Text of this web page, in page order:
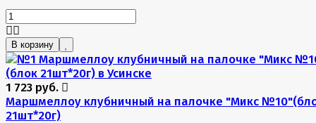
В корзину
1 723 руб.
Маршмеллоу клубничный на палочке "Микс
21шт*20г)